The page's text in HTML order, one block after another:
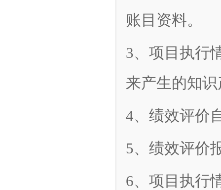
账目资料。
3、项目执行
来产生的知
4、绩效评价
5、绩效评价
6、项目执行